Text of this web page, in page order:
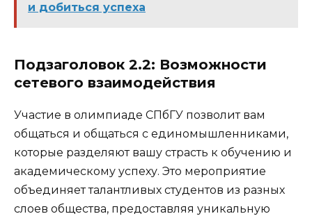
и добиться успеха
Подзаголовок 2.2: Возможности
сетевого взаимодействия
Участие в олимпиаде СПбГУ позволит вам
общаться и общаться с единомышленниками,
которые разделяют вашу страсть к обучению и
академическому успеху. Это мероприятие
объединяет талантливых студентов из разных
слоев общества, предоставляя уникальную